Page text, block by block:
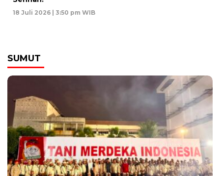
18 Juli 2026 | 3:50 pm WIB
SUMUT